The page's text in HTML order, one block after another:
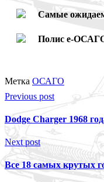
Самые
Полис е-
Метка ОСАГО
Previous post
Dodge Charger 1968
Next post
Все 18 самых крутых